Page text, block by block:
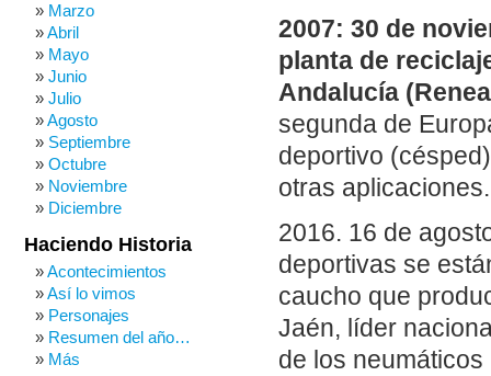
2007: 30 de
planta de
Andalucía
segunda de
deportivo
otras aplicaciones.
2016. 16 de
deportivas se
caucho que
Jaén, líder
de los
Marzo
Abril
Mayo
Junio
Julio
Agosto
Septiembre
Octubre
Noviembre
Diciembre
Haciendo Historia
Acontecimientos
Así lo vimos
Personajes
Resumen del año…
Más